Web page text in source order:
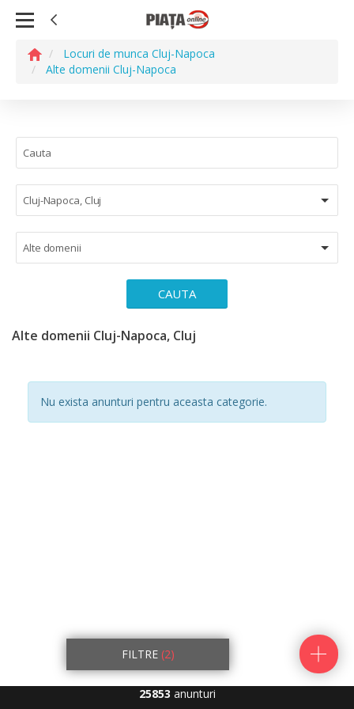
Locuri de munca Cluj-Napoca
Alte domenii Cluj-Napoca
Cluj-Napoca, Cluj
Alte domenii
CAUTA
Alte domenii Cluj-Napoca, Cluj
Nu exista anunturi pentru aceasta categorie.
FILTRE (2)
25853 anunturi